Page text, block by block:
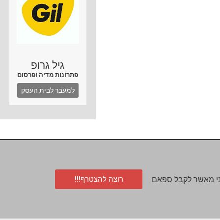
גיל גרופ
פתרונות מדיה ופרסום
למעבר לבית העסק
מאשר לקבל ספאם רוצה להצטרף!!!